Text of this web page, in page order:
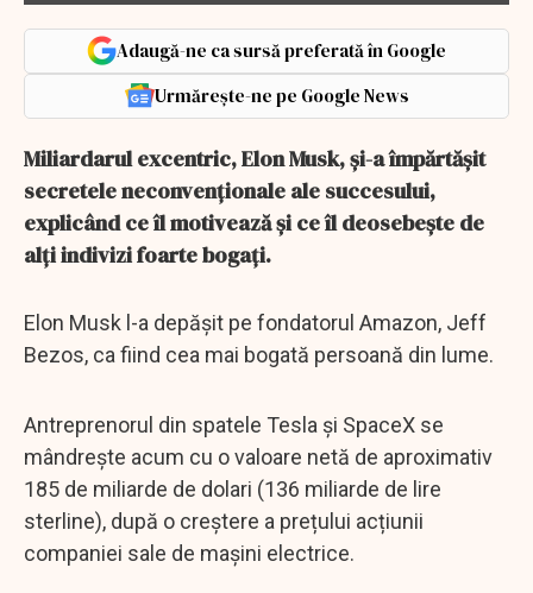
Adaugă-ne ca sursă preferată în Google
Urmărește-ne pe Google News
Miliardarul excentric, Elon Musk, și-a împărtășit
secretele neconvenționale ale succesului,
explicând ce îl motivează și ce îl deosebește de
alți indivizi foarte bogați.
Elon Musk l-a depășit pe fondatorul Amazon, Jeff
Bezos, ca fiind cea mai bogată persoană din lume.
Antreprenorul din spatele Tesla și SpaceX se
mândrește acum cu o valoare netă de aproximativ
185 de miliarde de dolari (136 miliarde de lire
sterline), după o creștere a prețului acțiunii
companiei sale de mașini electrice.